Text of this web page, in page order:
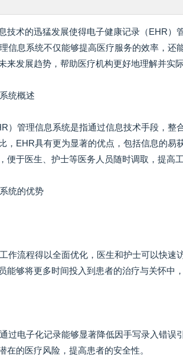
技术的迅猛发展使得电子健康记录（EHR
信息系统不仅能够提高医疗服务的效率，还
来发展趋势，帮助医疗机构更好地理解并实
统概述
）管理信息系统是指通过信息技术手段，
，EHR具有更为显著的优点，包括信息的
便于医生、护士等医务人员随时调取，提高
统的优势
作流程得以全面优化，医生和护士可以快
能够将更多时间投入到患者的治疗与关怀中
过电子化记录能够显著降低因手写录入错
在的医疗风险，提高患者的安全性。